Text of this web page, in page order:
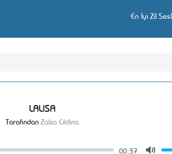
En İyi Zil
LALISA
Tarafından Zalza Cildina
00:37